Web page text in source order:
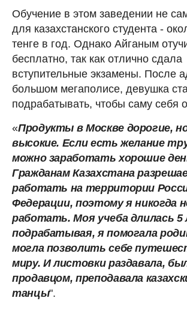
Обучение в этом заведении не
для казахстанского студента -
тенге в год. Однако Айганым
бесплатно, так как отлично сдала
вступительные экзамены. После
большом мегаполисе, девушка
подрабатывать, чтобы саму себя
«Продукты в Москве дорогие,
высокие. Если есть желание
можно заработать хорошие
Гражданам Казахстана
работать на территории
Федерации, поэтому я никогда
работать. Моя учеба длилась 5
подрабатывая, я помогала
могла позволить себе
миру. И листовки раздавала,
продавцом, преподавала
танцы".